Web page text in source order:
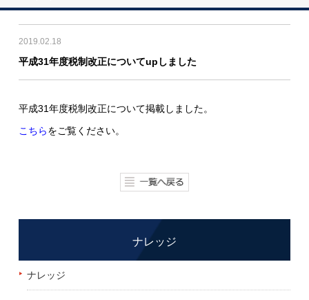
2019.02.18
平成31年度税制改正についてupしました
平成31年度税制改正について掲載しました。
こちらをご覧ください。
ナレッジ
ナレッジ